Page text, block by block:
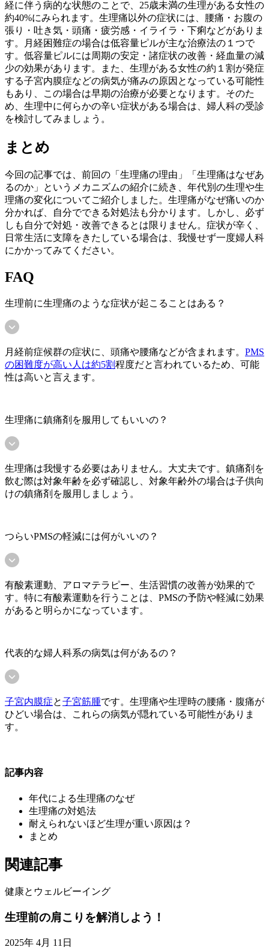
経に伴う病的な状態のことで、25歳未満の生理がある女性の
約40%にみられます。生理痛以外の症状には、腰痛・お腹の
張り・吐き気・頭痛・疲労感・イライラ・下痢などがありま
す。月経困難症の場合は低容量ピルが主な治療法の１つで
す。低容量ピルには周期の安定・諸症状の改善・経血量の減
少の効果があります。また、生理がある女性の約１割が発症
する子宮内膜症などの病気が痛みの原因となっている可能性
もあり、この場合は早期の治療が必要となります。そのた
め、生理中に何らかの辛い症状がある場合は、婦人科の受診
を検討してみましょう。
まとめ
今回の記事では、前回の「生理痛の理由」「生理痛はなぜあ
るのか」というメカニズムの紹介に続き、年代別の生理や生
理痛の変化についてご紹介しました。生理痛がなぜ痛いのか
分かれば、自分でできる対処法も分かります。しかし、必ず
しも自分で対処・改善できるとは限りません。症状が辛く、
日常生活に支障をきたしている場合は、我慢せず一度婦人科
にかかってみてください。
FAQ
生理前に生理痛のような症状が起こることはある？
月経前症候群の症状に、頭痛や腰痛などが含まれます。 PMS
の困難度が高い人は約5割程度だと言われているため、可能
性は高いと言えます。
生理痛に鎮痛剤を服用してもいいの？
生理痛は我慢する必要はありません。大丈夫です。鎮痛剤を
飲む際は対象年齢を必ず確認し、対象年齢外の場合は子供向
けの鎮痛剤を服用しましょう。
つらいPMSの軽減には何がいいの？
有酸素運動、アロマテラピー、生活習慣の改善が効果的で
す。特に有酸素運動を行うことは、PMSの予防や軽減に効果
があると明らかになっています。
代表的な婦人科系の病気は何があるの？
子宮内膜症と子宮筋腫です。生理痛や生理時の腰痛・腹痛が
ひどい場合は、これらの病気が隠れている可能性がありま
す。
記事内容
年代による生理痛のなぜ
生理痛の対処法
耐えられないほど生理が重い原因は？
まとめ
関連記事
健康とウェルビーイング
生理前の肩こりを解消しよう！
2025年 4月 11日